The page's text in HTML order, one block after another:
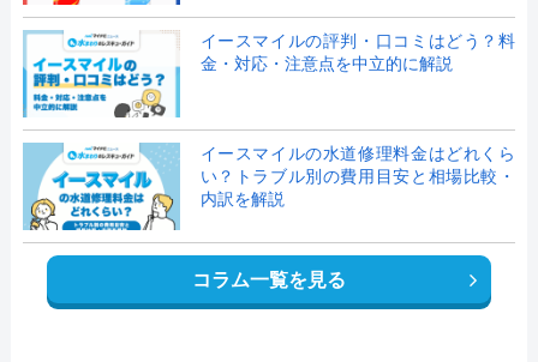
イースマイルの評判・口コミはどう？料
金・対応・注意点を中立的に解説
イースマイルの水道修理料金はどれくら
い？トラブル別の費用目安と相場比較・
内訳を解説
コラム一覧を見る